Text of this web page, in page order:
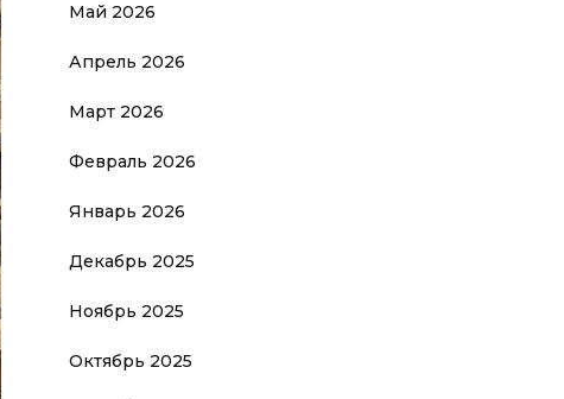
Май 2026
Апрель 2026
Март 2026
Февраль 2026
Январь 2026
Декабрь 2025
Ноябрь 2025
Октябрь 2025